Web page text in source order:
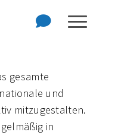
gesamte
und
mitzugestalten.
in